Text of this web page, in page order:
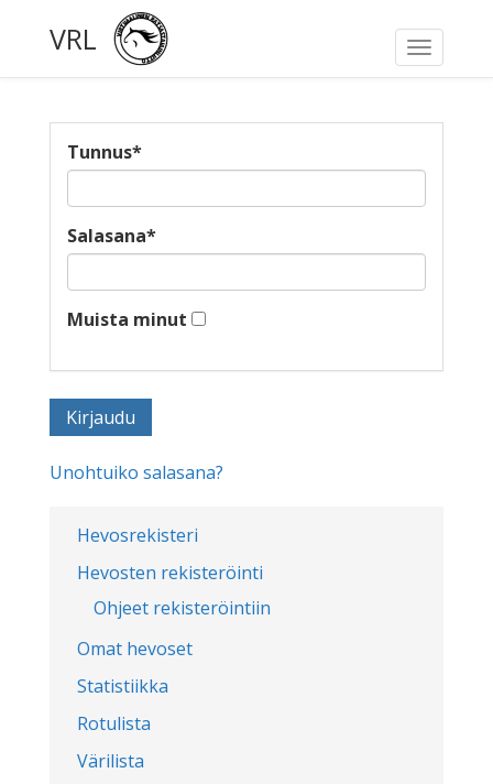
Toggle
VRL
Hevosrekisteri
Hevosten rekisteröinti
Ohjeet rekisteröintiin
Omat hevoset
Statistiikka
Rotulista
Värilista
Tunnus*
Salasana*
Muista minut
Unohtuiko salasana?